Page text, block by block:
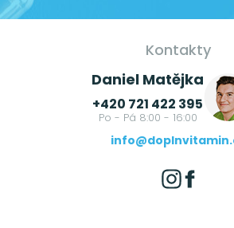
Kontakty
Daniel Matějka
+420 721 422 395
Po - Pá 8:00 - 16:00